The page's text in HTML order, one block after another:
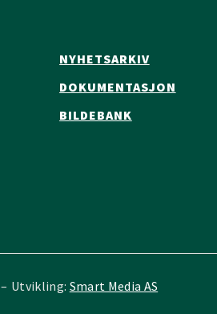
NYHETSARKIV
DOKUMENTASJON
BILDEBANK
– Utvikling: Smart Media AS